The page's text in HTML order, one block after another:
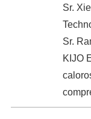
Sr.
Sr.
KIJO